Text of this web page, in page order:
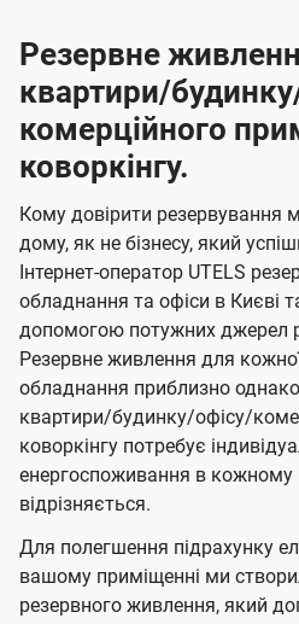
Резервне
квартири/
комерційного
коворкінгу.
Кому довірити резервування
дому, як не бізнесу, який
Інтернет-оператор UTELS
обладнання та офіси в Києві
допомогою потужних джерел
Резервне живлення для
обладнання приблизно
квартири/будинку/офісу/
коворкінгу потребує
енергоспоживання в кожному
відрізняється.
Для полегшення підрахунку
вашому приміщенні ми
резервного живлення, який